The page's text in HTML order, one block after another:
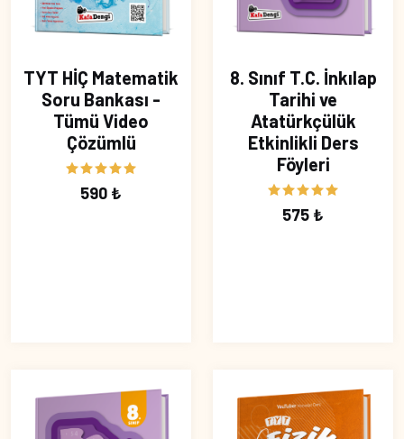
TYT HİÇ Matematik
Soru Bankası -
Tümü Video
Çözümlü
590 ₺
8. Sınıf T.C. İnkılap
Tarihi ve
Atatürkçülük
Etkinlikli Ders
Föyleri
575 ₺